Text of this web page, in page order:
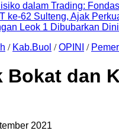
dalam Trading:
ke-62 Sulteng, Ajak
Leok 1 Dibubarkan
/ Kab.Buol /OPINI /
Bokat dan
2021